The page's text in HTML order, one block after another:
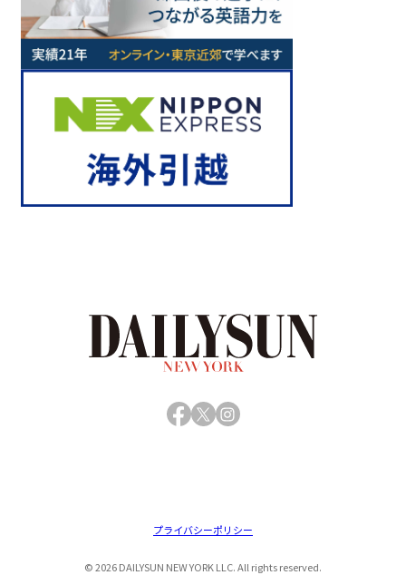
Facebook
X Instagram
© 2026 DAILYSUN NEW YORK LLC. All rights reserved.
プライバシーポリシー